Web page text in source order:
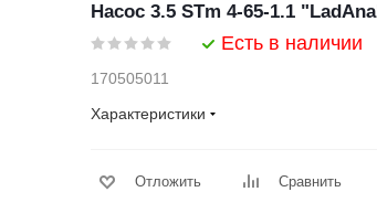
Насос 3.5 STm 4-65-1.1
Есть в наличии
170505011
Характеристики
Отложить Сравнить